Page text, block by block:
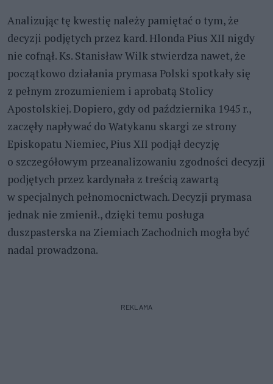
Analizując tę kwestię należy pamiętać o tym, że
decyzji podjętych przez kard. Hlonda Pius XII nigdy
nie cofnął. Ks. Stanisław Wilk stwierdza nawet, że
początkowo działania prymasa Polski spotkały się
z pełnym zrozumieniem i aprobatą Stolicy
Apostolskiej. Dopiero, gdy od października 1945 r.,
zaczęły napływać do Watykanu skargi ze strony
Episkopatu Niemiec, Pius XII podjął decyzję
o szczegółowym przeanalizowaniu zgodności decyzji
podjętych przez kardynała z treścią zawartą
w specjalnych pełnomocnictwach. Decyzji prymasa
jednak nie zmienił., dzięki temu posługa
duszpasterska na Ziemiach Zachodnich mogła być
nadal prowadzona.
REKLAMA